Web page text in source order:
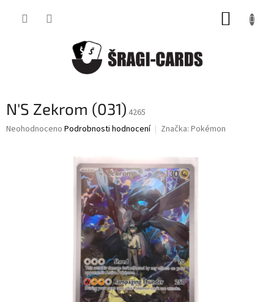
N'S Zekrom (031) 4265
Průměrné
Neohodnoceno Podrobnosti hodnocení Značka: Pokémon